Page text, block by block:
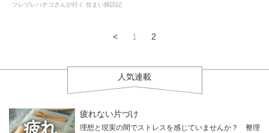
ツレヅレハナコさんが行く 住まい探訪記
< 1 2
人気連載
疲れない片づけ
理想と現実の間でストレスを感じていませんか？ 整理